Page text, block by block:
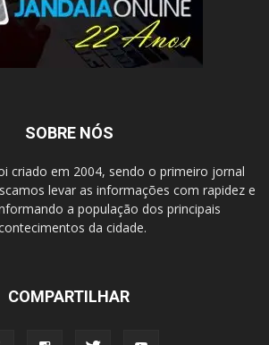
SOBRE NÓS
criado em 2004, sendo o primeiro jornal
levar as informações com rapidez e
a população dos principais
da cidade.
COMPARTILHAR